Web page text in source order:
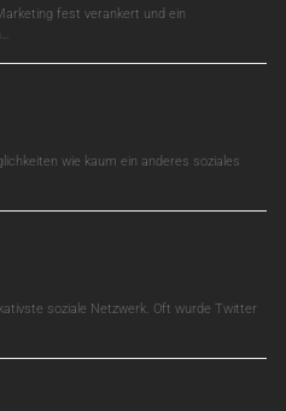
fest verankert und ein
wie kaum ein anderes soziales
soziale Netzwerk. Oft wurde Twitter